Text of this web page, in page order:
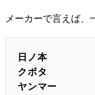
メーカーで言えば、
日ノ本
クボタ
ヤンマー